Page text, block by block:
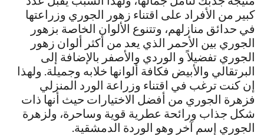
كبير من الأفراد على اقتناء زهور الجوري وزراعتها
في حدائق منازلهم، وتتنوع الألوان الخاصة بزهور
الجوري بين الأحمر الذي يعد من أكثر ألوان زهور
الجوري تفضيلاً و الوردي والأصفر بالإضافة إلى
البرتقالي والأبيض فكافة ألوانها خلابه وجميلة. ولهذا
إن كنت ترغب في اقتناء وزراعة الورد المنزلي
فزهرة الجوري من أفضل الاختيارات حيث أنها ذات
شكل جذاب ورائحة عطرية قوية وساحرة، ولزهرة
الجوري إسم آخر وهو الوردة الدمشقية.